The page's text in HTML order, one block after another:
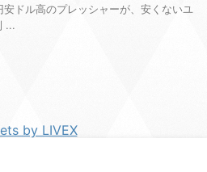
安ドル高のプレッシャーが、安くないユ
...
by LIVEX